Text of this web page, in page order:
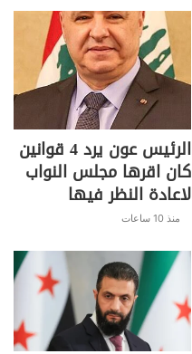
الرئيس عون يرد 4 قوانين
كان اقرها مجلس النواب
لاعادة النظر فيها
منذ 10 ساعات